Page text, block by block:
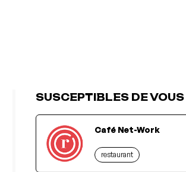
SUSCEPTIBLES DE
Café Net-Work
restaurant